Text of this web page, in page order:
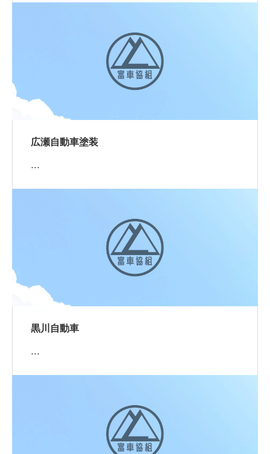
広瀬自動車塗装
…
黒川自動車
…